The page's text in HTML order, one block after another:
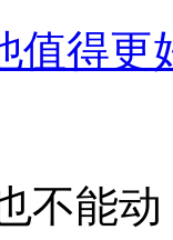
值得更
不能动